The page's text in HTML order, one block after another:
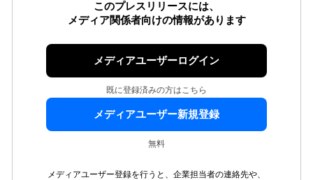
このプレスリリースには、
メディア関係者向けの情報があります
メディアユーザーログイン
既に登録済みの方はこちら
メディアユーザー新規登録
無料
メディアユーザー登録を行うと、企業担当者の連絡先や、